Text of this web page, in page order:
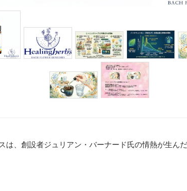
は、創設者ジュリアン・バーナード氏の情熱が生ん